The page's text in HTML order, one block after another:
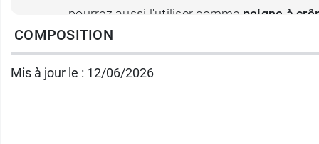
pourrez aussi l'utiliser comme peigne à
également appelé « peigne afro » ou «
boucles sans les casser ou encore
COMPOSITION
Mis à jour le : 12/06/2026